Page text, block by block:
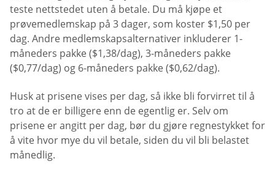
teste nettstedet uten å betale. Du må kjøpe et
prøvemedlemskap på 3 dager, som koster $1,50 per
dag. Andre medlemskapsalternativer inkluderer 1-
måneders pakke ($1,38/dag), 3-måneders pakke
($0,77/dag) og 6-måneders pakke ($0,62/dag).
Husk at prisene vises per dag, så ikke bli forvirret til å
tro at de er billigere enn de egentlig er. Selv om
prisene er angitt per dag, bør du gjøre regnestykket for
å vite hvor mye du vil betale, siden du vil bli belastet
månedlig.